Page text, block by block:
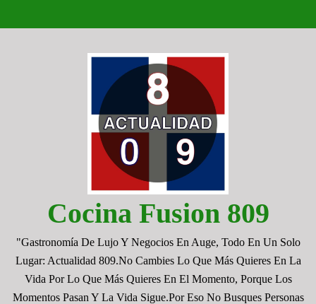
Cocina Fusion 809
"Gastronomía De Lujo Y Negocios En Auge, Todo En Un Solo
Lugar: Actualidad 809.No Cambies Lo Que Más Quieres En La
Vida Por Lo Que Más Quieres En El Momento, Porque Los
Momentos Pasan Y La Vida Sigue.por Eso No Busques Personas